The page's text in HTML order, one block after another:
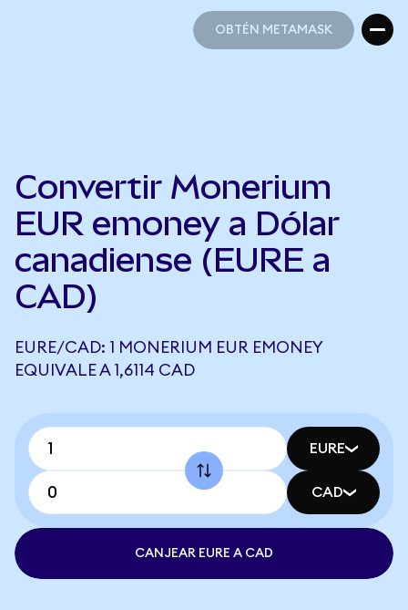
OBTÉN METAMASK
Convertir Monerium
EUR emoney a Dólar
canadiense (EURE a
CAD)
EURE/CAD: 1 MONERIUM EUR EMONEY
EQUIVALE A 1,6114 CAD
EURE
CAD
CANJEAR EURE A CAD